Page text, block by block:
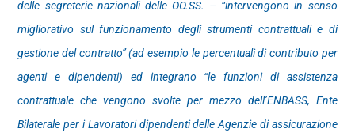
delle segreterie nazionali delle OO.SS. – “intervengono in senso
migliorativo sul funzionamento degli strumenti contrattuali e di
gestione del contratto” (ad esempio le percentuali di contributo per
agenti e dipendenti) ed integrano “le funzioni di assistenza
contrattuale che vengono svolte per mezzo dell’ENBASS, Ente
Bilaterale per i Lavoratori dipendenti delle Agenzie di assicurazione